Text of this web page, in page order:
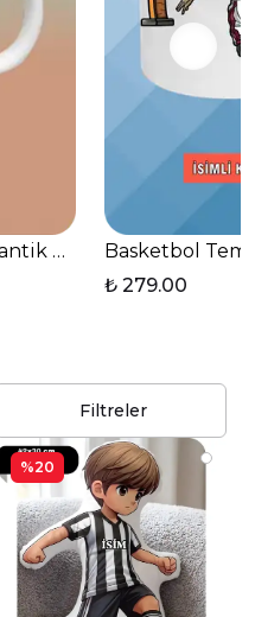
Baskılı Kupa Bardak
Basketbol
₺ 279.00
Filtreler
%20